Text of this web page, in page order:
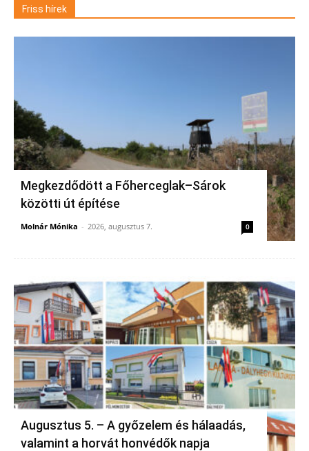
Friss hírek
Megkezdődött a Főherceglak–Sárok
közötti út építése
Molnár Mónika - 2026, augusztus 7. 0
Augusztus 5. – A győzelem és hálaadás,
valamint a horvát honvédők napja